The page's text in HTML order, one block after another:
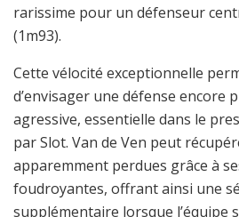
rarissime pour un défenseur
(1m93).
Cette vélocité exceptionnelle
d’envisager une défense encore
agressive, essentielle dans le
par Slot. Van de Ven peut
apparemment perdues grâce à
foudroyantes, offrant ainsi une
supplémentaire lorsque l’équipe